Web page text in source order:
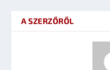
A SZERZŐRŐL